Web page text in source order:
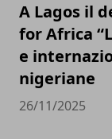
A Lagos il
for Africa
e
nigeriane
26/11/2025